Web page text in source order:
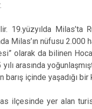
Milas’ta
Milas’ın nüfusu 2.000
olarak da bilinen
arasında
içinde yaşadığı
ilçesinde yer alan